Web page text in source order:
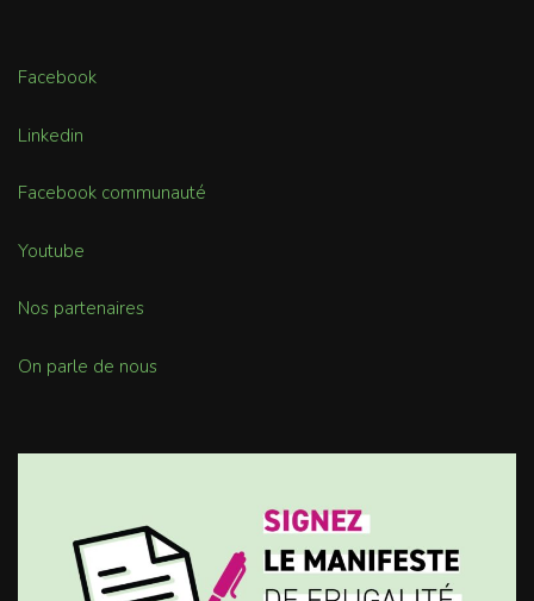
Facebook
Linkedin
Facebook communauté
Youtube
Nos partenaires
On parle de nous